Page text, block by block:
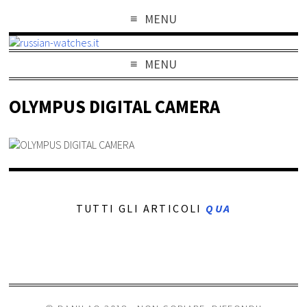
MENU
MENU
OLYMPUS DIGITAL CAMERA
TUTTI GLI ARTICOLI QUA